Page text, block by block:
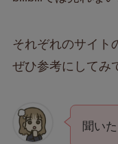
それぞれのサイト
ぜひ参考にしてみ
聞い